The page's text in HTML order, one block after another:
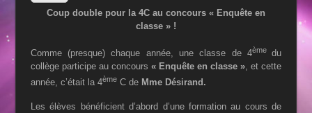
Coup double pour la 4C au concours « Enquête en
classe » !
Comme (presque) chaque année, une classe de 4ème du
collège participe au concours « Enquête en classe » , et cette
année, c’était la 4èmeC deMme Désirand.
Les élèves bénéficient d’abord d’une formation au cours de